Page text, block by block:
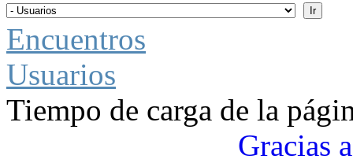
Encuentros
Usuarios
Tiempo de carga de la
Gracias a